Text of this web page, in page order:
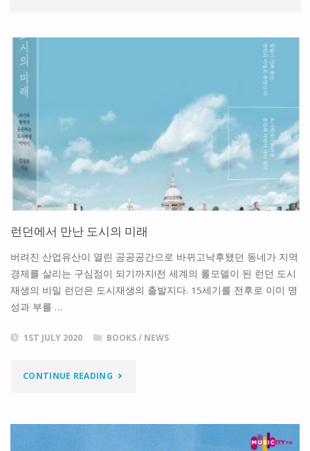
런던에서 만난 도시의 미래
버려진 산업유산이 열린 공공공간으로 바뀌고낙후됐던 동네가 지역
경제를 살리는 구심점이 되기까지!전 세계의 롤모델이 된 런던 도시
재생의 비밀 런던은 도시재생의 출발지다. 15세기를 전후로 이미 명
성과 부를 …
1ST JULY 2020 BOOKS/ NEWS
CONTINUE READING"런